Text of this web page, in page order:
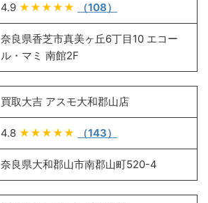
4.9 ★★★★★ （108）
奈良県香芝市真美ヶ丘6丁目10 エコー
ル・マミ 南館2F
買取大吉 アスモ大和郡山店
4.8 ★★★★★ （143）
奈良県大和郡山市南郡山町520-4